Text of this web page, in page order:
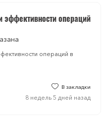
операций
операций в
В закладки
8 недель 5 дней назад